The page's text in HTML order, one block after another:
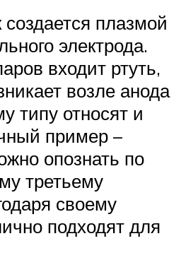
плазмой
электрода.
входит ртуть,
возле анода
типу относят и
пример –
опознать по
третьему
своему
подходят для